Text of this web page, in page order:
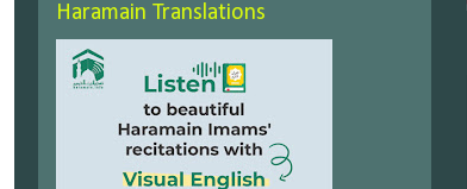
Haramain Translations